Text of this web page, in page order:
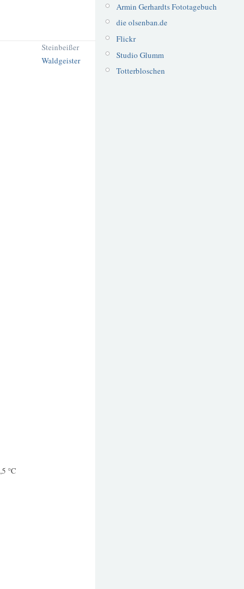
Steinbeißer
Waldgeister
°C
Armin Gerhardts Fototagebuch
die olsenban.de
Flickr
Studio Glumm
Totterbloschen